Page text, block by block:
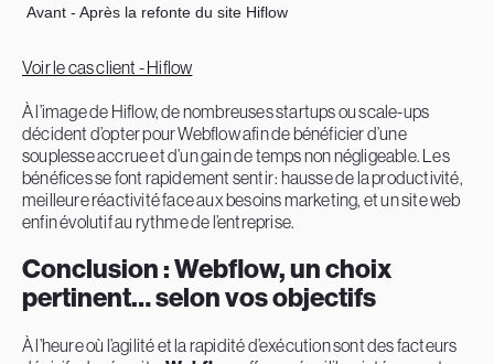
Avant - Après la refonte du site Hiflow
Voir le cas client - Hiflow
À l’image de Hiflow, de nombreuses startups ou scale-ups
décident d’opter pour Webflow afin de bénéficier d’une
souplesse accrue et d’un gain de temps non négligeable. Les
bénéfices se font rapidement sentir : hausse de la productivité,
meilleure réactivité face aux besoins marketing, et un site web
enfin évolutif au rythme de l’entreprise.
Conclusion : Webflow, un choix
pertinent… selon vos objectifs
À l’heure où l’agilité et la rapidité d’exécution sont des facteurs